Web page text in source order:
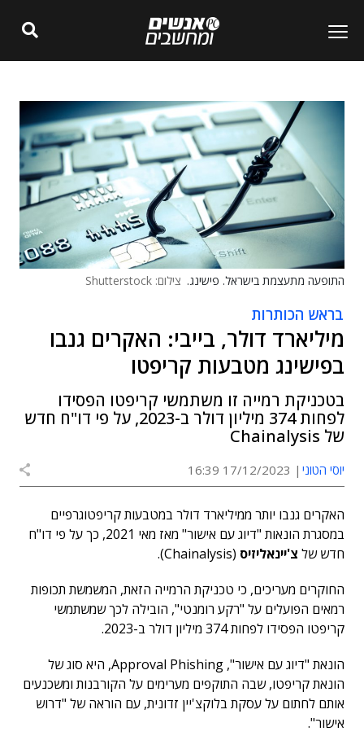
התופעה מתעצמת בישראל. פישינג. צילום: Shutterstock
בראש הכותרות
מיליארד דולר, בייבי: האקרים גנבו
בפישינג מטבעות קריפטו
בטכניקת רמייה זו משתמשי קריפטו הפסידו
לפחות 374 מיליון דולר ב-2023, על פי דו"ח חדש
של Chainalysis
יוסי הטוני 17/12/2023 16:39
האקרים גנבו יותר ממיליארד דולר במטבעות קריפטוגרפיים
במסגרת הונאות "דיוג עם אישור" מאז מאי 2021, כך על פי דו"ח
חדש של צ'יינאליזיס (Chainalysis).
החוקרים מעריכים, כי טכניקת הרמייה הזאת, המשמשת תכופות
רמאים הפועלים על "רקע רומנטי", הובילה לכך שמשתמשי
קריפטו הפסידו לפחות 374 מיליון דולר ב-2023.
הונאת "דיוג עם אישור", Approval Phishing, היא סוג של
הונאת קריפטו, שבה התוקפים מערימים על הקורבנות ומשכנעים
אותם לחתום על עסקת בלוקצ'יין זדונית, עם הוראה של "דרוש
אישור".